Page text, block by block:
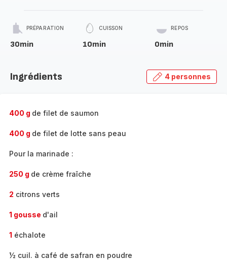
PRÉPARATION
30min
CUISSON
10min
REPOS
0min
Ingrédients 4 personnes
400 g de filet de saumon
400 g de filet de lotte sans peau
Pour la marinade :
250 g de crème fraîche
2 citrons verts
1 gousse d'ail
1 échalote
½ cuil. à café de safran en poudre